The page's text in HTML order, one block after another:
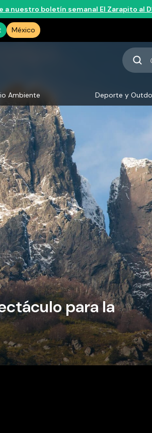
a nuestro boletín semanal El Zarapito al
México
Qué
buscas
Ambiente Deporte y
para la